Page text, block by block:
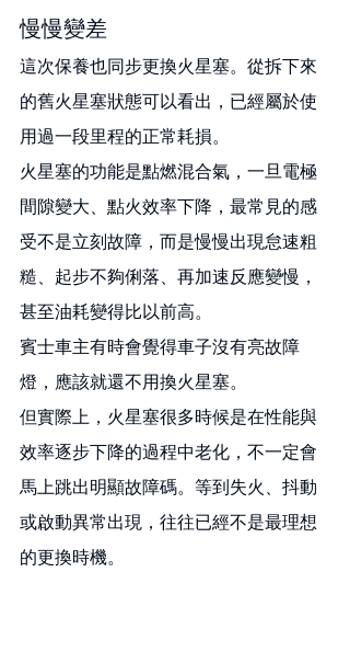
慢慢變差
這次保養也同步更換火星塞。從拆下來
的舊火星塞狀態可以看出，已經屬於使
用過一段里程的正常耗損。
火星塞的功能是點燃混合氣，一旦電極
間隙變大、點火效率下降，最常見的感
受不是立刻故障，而是慢慢出現怠速粗
糙、起步不夠俐落、再加速反應變慢，
甚至油耗變得比以前高。
賓士車主有時會覺得車子沒有亮故障
燈，應該就還不用換火星塞。
但實際上，火星塞很多時候是在性能與
效率逐步下降的過程中老化，不一定會
馬上跳出明顯故障碼。等到失火、抖動
或啟動異常出現，往往已經不是最理想
的更換時機。